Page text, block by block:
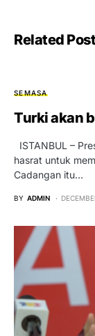
Related
SEMASA
Turki akan
ISTANBUL –
hasrat untuk
Cadangan itu…
BY ADMIN